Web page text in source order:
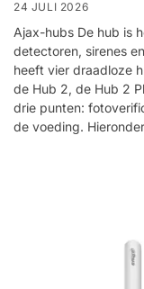
24 JULI 2026
Ajax-hubs De hub is
detectoren, sirenes
heeft vier draadloze
de Hub 2, de Hub 2
drie punten:
de voeding.